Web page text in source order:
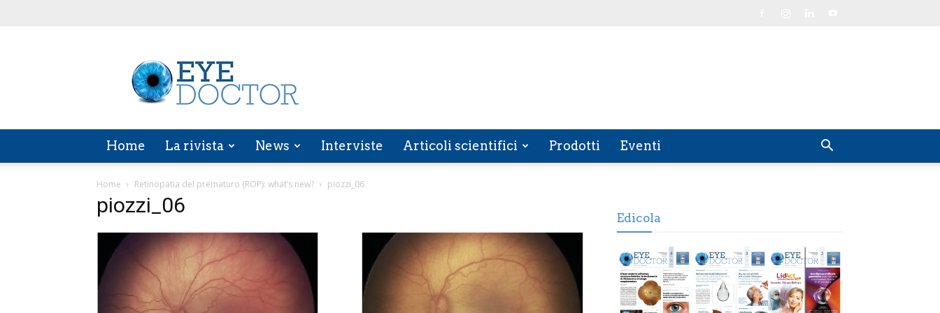
EYE
DOCTOR
Home La rivista News Interviste Articoli scientifici Prodotti Eventi
Home Retinopatia del prematuro (ROP): what’s new? piozzi_06
piozzi_06
Edicola